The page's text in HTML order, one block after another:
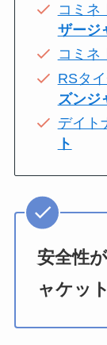
コミネ
ザージ
コミネ｜
RSタイ
ズンジ
デイト
ト
安全性
ャケッ